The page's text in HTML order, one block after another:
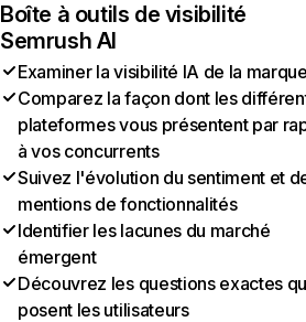
Boîte à outils de visibilité
Semrush AI
Examiner la visibilité IA de la
Comparez la façon dont les
plateformes vous présentent par
à vos concurrents
Suivez l'évolution du sentiment et
mentions de fonctionnalités
Identifier les lacunes du marché
émergent
Découvrez les questions exactes
posent les utilisateurs